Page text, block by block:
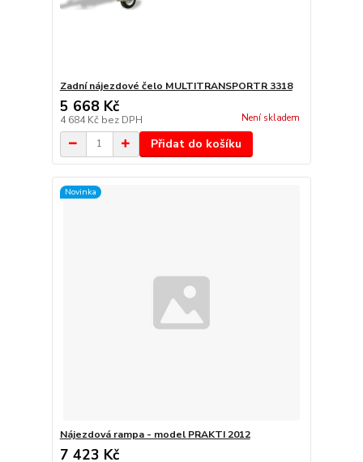
Zadní nájezdové čelo MULTITRANSPORTR 3318
5 668 Kč
4 684 Kč bez DPH Není skladem
Přidat do košíku
Novinka
Nájezdová rampa - model PRAKTI 2012
7 423 Kč